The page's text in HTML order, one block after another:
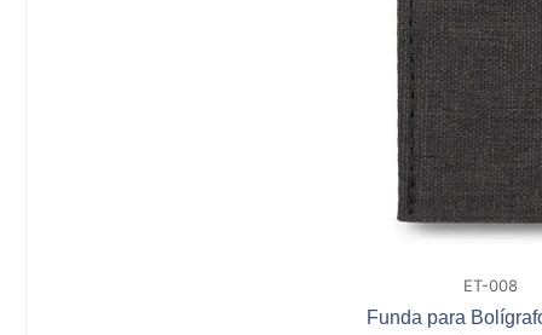
ET-008
Funda para